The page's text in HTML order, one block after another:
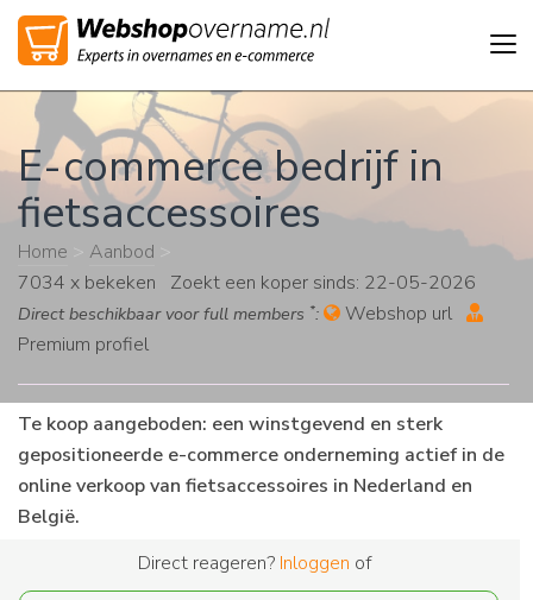
E-commerce bedrijf in
fietsaccessoires
Home > Aanbod >
7034 x bekeken Zoekt een koper sinds: 22-05-2026
Direct beschikbaar voor full members *:
Webshop url
Premium profiel
Te koop aangeboden: een winstgevend en sterk
gepositioneerde e-commerce onderneming actief in de
online verkoop van fietsaccessoires in Nederland en
België.
Direct reageren? Inloggen of